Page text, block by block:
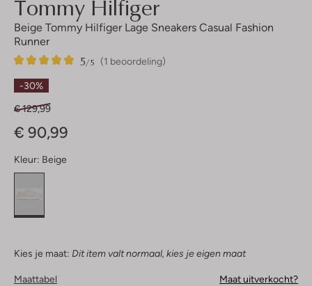
Tommy Hilfiger
Beige Tommy Hilfiger Lage Sneakers Casual Fashion
Runner
(1 beoordeling)
5/5
1
5
Sterren
-30%
€ 129,99
€ 90,99
Kleur: Beige
Kies je maat: Dit item valt normaal, kies je eigen maat
Maattabel Maat uitverkocht?